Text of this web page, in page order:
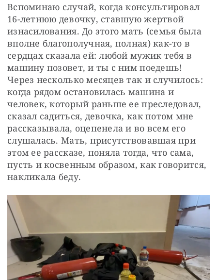
Вспоминаю случай, когда консультировал
16-летнюю девочку, ставшую жертвой
изнасилования. До этого мать (семья была
вполне благополучная, полная) как-то в
сердцах сказала ей: любой мужик тебя в
машину позовет, и ты с ним поедешь!
Через несколько месяцев так и случилось:
когда рядом остановилась машина и
человек, который раньше ее преследовал,
сказал садиться, девочка, как потом мне
рассказывала, оцепенела и во всем его
слушалась. Мать, присутствовавшая при
этом ее рассказе, поняла тогда, что сама,
пусть и косвенным образом, как говорится,
накликала беду.